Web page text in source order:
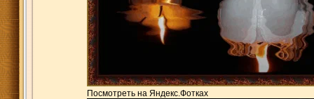
Посмотреть на Яндекс.Фотках